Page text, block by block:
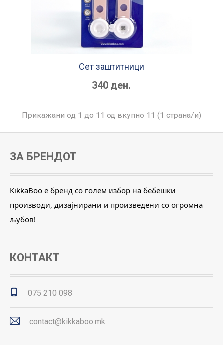
Сет заштитници
340 ден.
Прикажани од 1 до 11 од вкупно 11 (1 страна/и)
ЗА БРЕНДОТ
KikkaBoo е бренд со голем избор на бебешки
производи, дизајнирани и произведени со огромна
љубов!
КОНТАКТ
075 210 098
contact@kikkaboo.mk